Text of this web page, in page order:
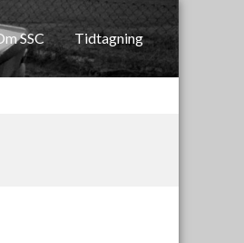
SSC Tidtagning